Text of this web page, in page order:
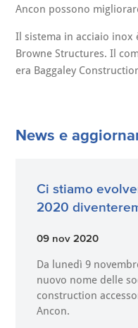
Ancon possono
Il sistema in acciaio
Browne Structures. Il
era Baggaley
News e
Ci stiamo
2020
09 nov 2020
Da lunedì 9
nuovo nome delle
construction
Ancon.